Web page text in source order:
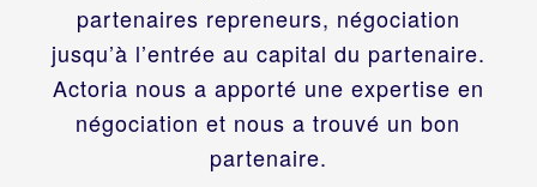
partenaires repreneurs, négociation
jusqu’à l’entrée au capital du partenaire.
Actoria nous a apporté une expertise en
négociation et nous a trouvé un bon
partenaire.